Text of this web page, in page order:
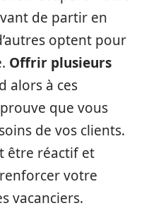
de partir en
optent pour
Offrir plusieurs
alors à ces
que vous
de vos clients.
être réactif et
votre
vacanciers.